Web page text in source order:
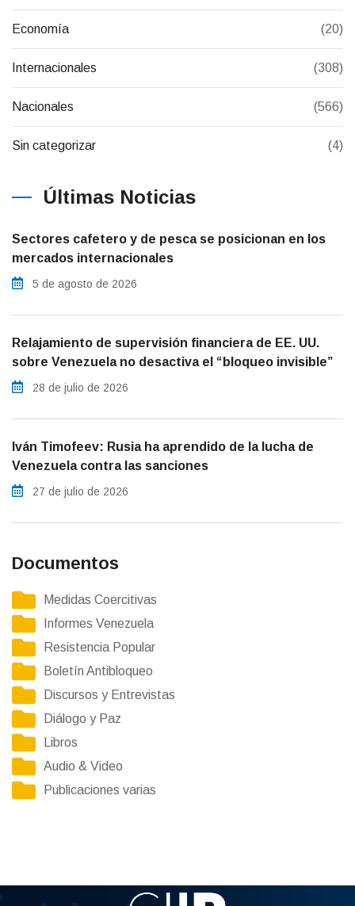
Economía (20)
Internacionales (308)
Nacionales (566)
Sin categorizar (4)
Últimas Noticias
Sectores cafetero y de pesca se posicionan en los
mercados internacionales
5 de agosto de 2026
Relajamiento de supervisión financiera de EE. UU.
sobre Venezuela no desactiva el “bloqueo invisible”
28 de julio de 2026
Iván Timofeev: Rusia ha aprendido de la lucha de
Venezuela contra las sanciones
27 de julio de 2026
Documentos
Medidas Coercitivas
Informes Venezuela
Resistencia Popular
Boletín Antibloqueo
Discursos y Entrevistas
Diálogo y Paz
Libros
Audio & Video
Publicaciones varias